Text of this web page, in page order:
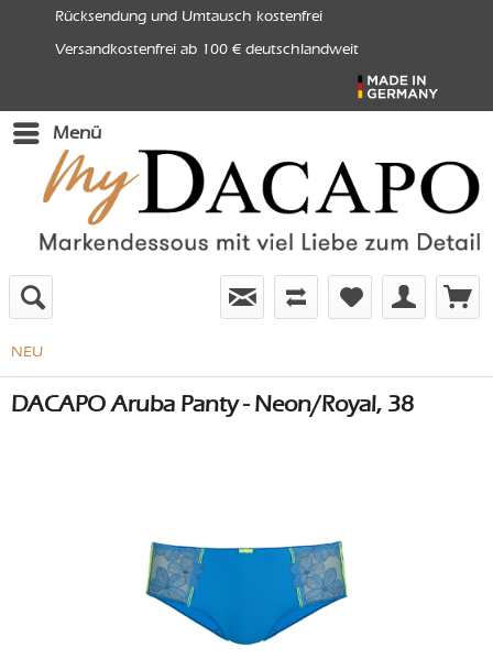
Rücksendung und Umtausch kostenfrei
Versandkostenfrei ab 100 € deutschlandweit
Menü
NEU
DACAPO Aruba Panty - Neon/Royal, 38